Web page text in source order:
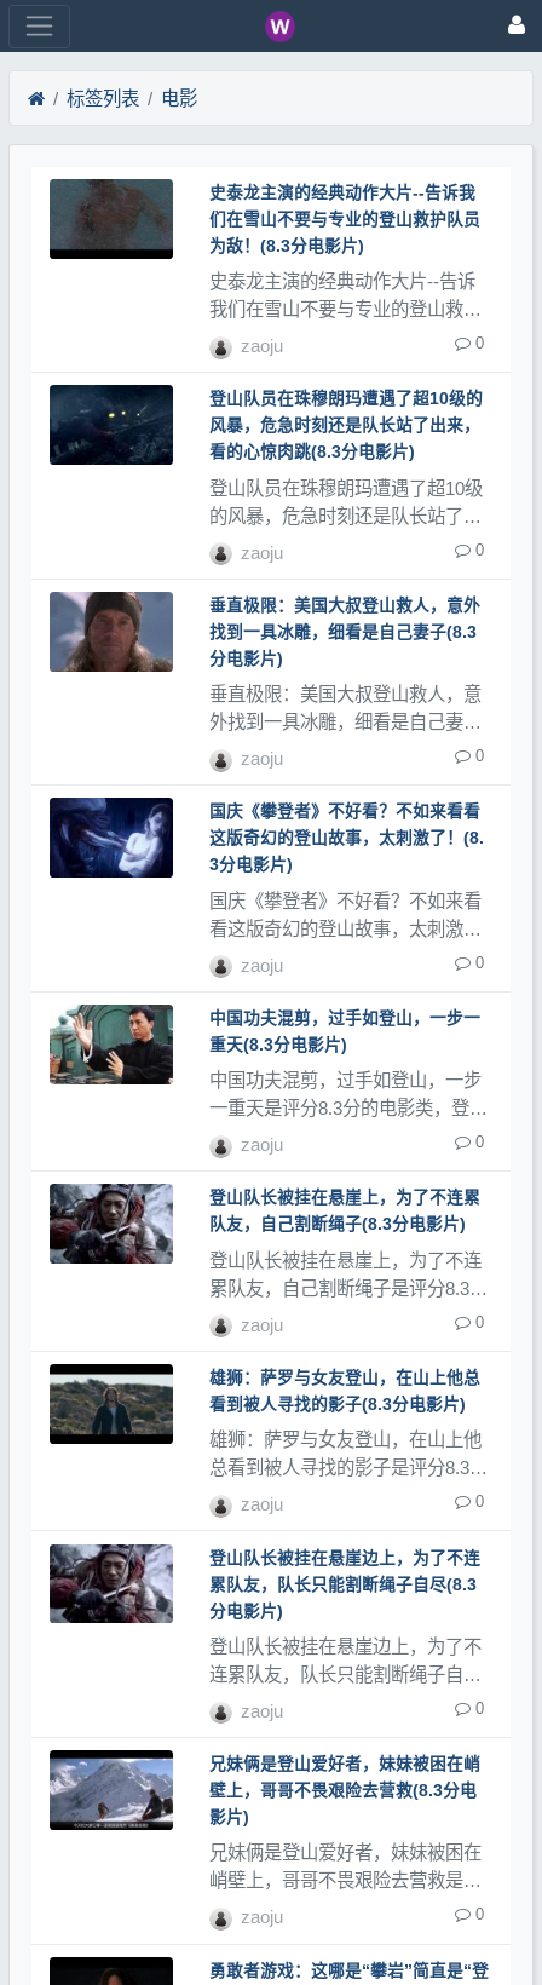
标签列表 电影
史泰龙主演的经典动作大片--告诉我
们在雪山不要与专业的登山救护队员
为敌！(8.3分电影片)
史泰龙主演的经典动作大片--告诉
我们在雪山不要与专业的登山救护
队员为敌！是评分8.3分的电影类，
登山网记录了大量登山视频、登山
教程和登山记录片。
zaoju 0
登山队员在珠穆朗玛遭遇了超10级的
风暴，危急时刻还是队长站了出来，
看的心惊肉跳(8.3分电影片)
登山队员在珠穆朗玛遭遇了超10级
的风暴，危急时刻还是队长站了出
来，看的心惊肉跳是评分8.3分的电
影类，登山网记录了大量登山视
频、登山教程和登山记录片。
zaoju 0
垂直极限：美国大叔登山救人，意外
找到一具冰雕，细看是自己妻子(8.3
分电影片)
垂直极限：美国大叔登山救人，意
外找到一具冰雕，细看是自己妻子
是评分8.3分的电影类，登山网记录
了大量登山视频、登山教程和登山
记录片。
zaoju 0
国庆《攀登者》不好看？不如来看看
这版奇幻的登山故事，太刺激了！(8.
3分电影片)
国庆《攀登者》不好看？不如来看
看这版奇幻的登山故事，太刺激
了！是评分8.3分的电影类，登山网
记录了大量登山视频、登山教程和
登山记录片。
zaoju 0
中国功夫混剪，过手如登山，一步一
重天(8.3分电影片)
中国功夫混剪，过手如登山，一步
一重天是评分8.3分的电影类，登山
网记录了大量登山视频、登山教程
和登山记录片。
zaoju 0
登山队长被挂在悬崖上，为了不连累
队友，自己割断绳子(8.3分电影片)
登山队长被挂在悬崖上，为了不连
累队友，自己割断绳子是评分8.3分
的电影类，登山网记录了大量登山
视频、登山教程和登山记录片。
zaoju 0
雄狮：萨罗与女友登山，在山上他总
看到被人寻找的影子(8.3分电影片)
雄狮：萨罗与女友登山，在山上他
总看到被人寻找的影子是评分8.3分
的电影类，登山网记录了大量登山
视频、登山教程和登山记录片。
zaoju 0
登山队长被挂在悬崖边上，为了不连
累队友，队长只能割断绳子自尽(8.3
分电影片)
登山队长被挂在悬崖边上，为了不
连累队友，队长只能割断绳子自尽
是评分8.3分的电影类，登山网记录
了大量登山视频、登山教程和登山
记录片。
zaoju 0
兄妹俩是登山爱好者，妹妹被困在峭
壁上，哥哥不畏艰险去营救(8.3分电
影片)
兄妹俩是登山爱好者，妹妹被困在
峭壁上，哥哥不畏艰险去营救是评
分8.3分的电影类，登山网记录了大
量登山视频、登山教程和登山记录
片。
zaoju 0
勇敢者游戏：这哪是“攀岩”简直是“登